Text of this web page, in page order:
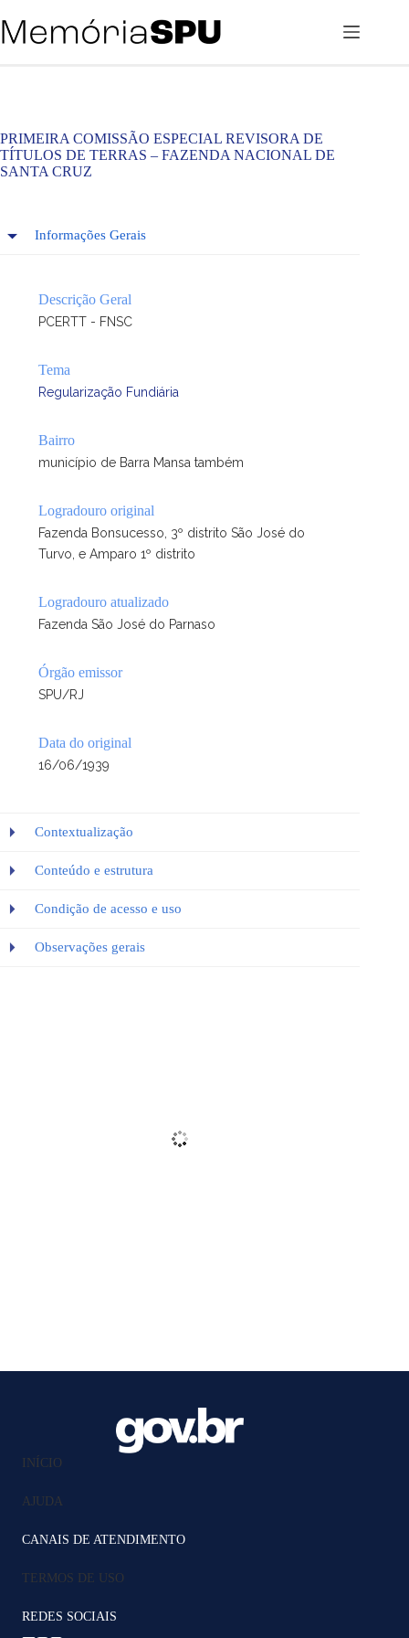
para
o
PRIMEIRA COMISSÃO ESPECIAL REVISORA DE
TÍTULOS DE TERRAS – FAZENDA NACIONAL DE
SANTA CRUZ
Informações Gerais
Descrição Geral
PCERTT - FNSC
Tema
Regularização Fundiária
Bairro
município de Barra Mansa também
Logradouro original
Fazenda Bonsucesso, 3º distrito São José do
Turvo, e Amparo 1º distrito
Logradouro atualizado
Fazenda São José do Parnaso
Órgão emissor
SPU/RJ
Data do original
16/06/1939
Contextualização
Conteúdo e estrutura
Condição de acesso e uso
Observações gerais
INÍCIO
AJUDA
CANAIS DE ATENDIMENTO
TERMOS DE USO
REDES SOCIAIS